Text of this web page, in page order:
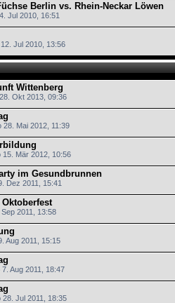
Berlin vs. Rhein-Neckar Löwen
Jul 2010, 16:51
Jul 2010, 13:56
Wittenberg
Okt 2013, 09:36
28. Mai 2012, 11:39
15. Mär 2012, 10:56
im Gesundbrunnen
Dez 2011, 15:41
2011, 13:58
Aug 2011, 15:15
7. Aug 2011, 18:47
28. Jul 2011, 18:35